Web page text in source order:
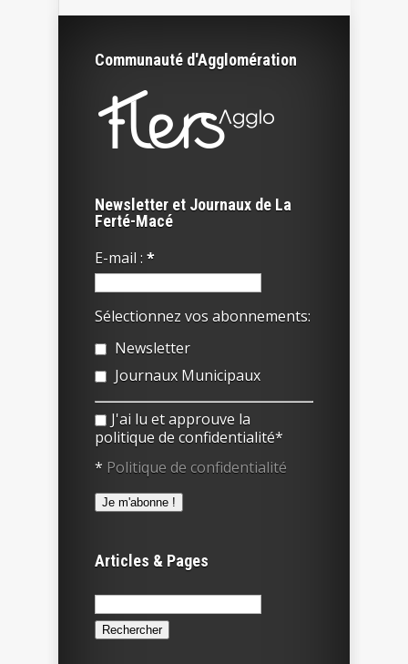
Communauté d'Agglomération
Newsletter et Journaux de La
Ferté-Macé
E-mail : *
Sélectionnez vos abonnements:
Newsletter
Journaux Municipaux
J'ai lu et approuve la
politique de confidentialité*
* Politique de confidentialité
Articles & Pages
Rechercher :